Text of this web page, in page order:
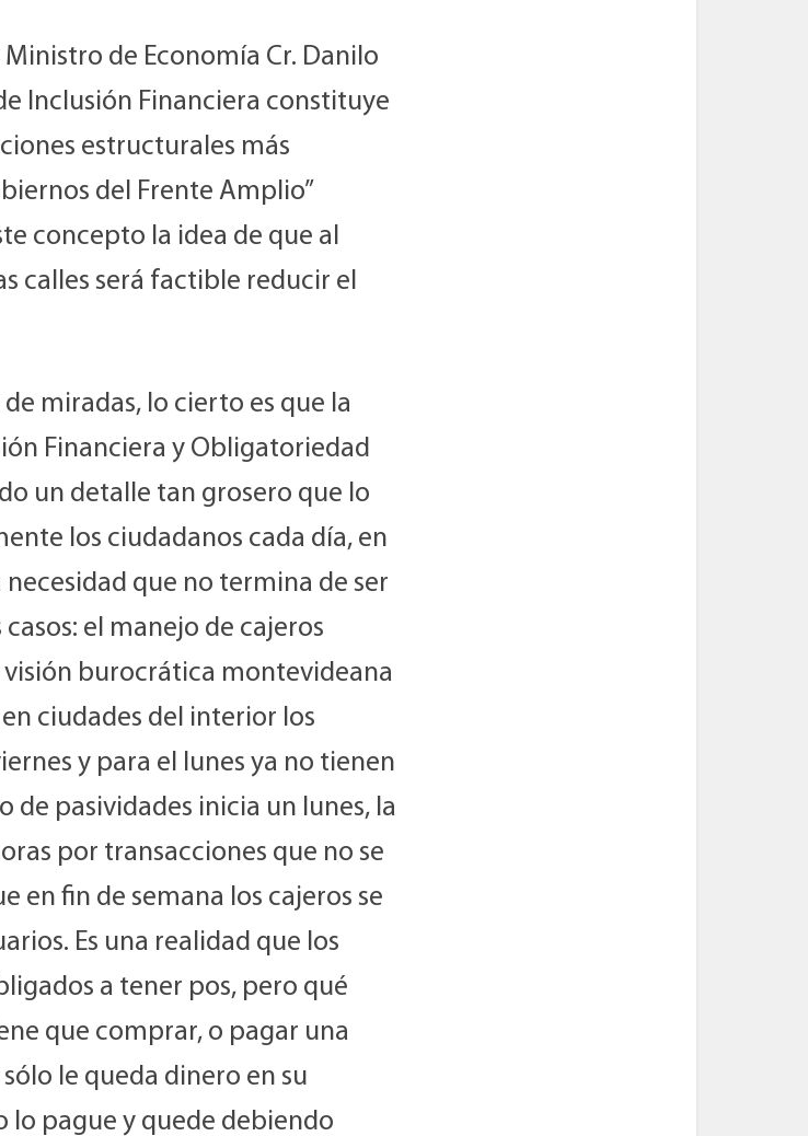
de Economía Cr. Danilo
Inclusión Financiera constituye
estructurales más
del Frente Amplio”
concepto la idea de que al
calles será factible reducir el
miradas, lo cierto es que la
Financiera y Obligatoriedad
un detalle tan grosero que lo
los ciudadanos cada día, en
que no termina de ser
el manejo de cajeros
burocrática montevideana
ciudades del interior los
y para el lunes ya no tienen
de pasividades inicia un lunes, la
por transacciones que no se
en fin de semana los cajeros se
Es una realidad que los
a tener pos, pero qué
que comprar, o pagar una
le queda dinero en su
pague y quede debiendo